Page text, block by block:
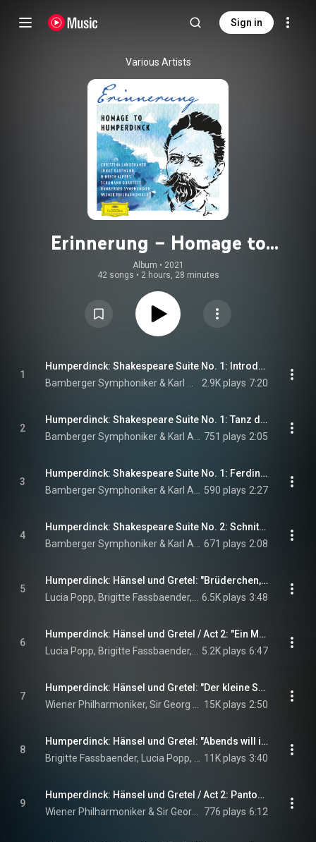
Sign in
Various Artists
Erinnerung – Homage to
Humperdinck
Album • 2021
42 songs • 2 hours, 28 minutes
1
Humperdinck: Shakespeare Suite No. 1: Introduction
2.9K plays 7:20
2
Humperdinck: Shakespeare Suite No. 1: Tanz der Luft- und Wassergeister
751 plays 2:05
3
Humperdinck: Shakespeare Suite No. 1: Ferdinand und Miranda
590 plays 2:27
4
Humperdinck: Shakespeare Suite No. 2: Schnittertanz
671 plays 2:08
5
Humperdinck: Hänsel und Gretel: "Brüderchen, komm tanz mit mir"
6.5K plays 3:48
6
Humperdinck: Hänsel und Gretel / Act 2: "Ein Männlein steht im Walde"
5.2K plays 6:47
7
Humperdinck: Hänsel und Gretel: "Der kleine Sandmann bin ich"
15K plays 2:50
8
Humperdinck: Hänsel und Gretel: "Abends will ich schlafen gehn"
11K plays 3:40
9
Humperdinck: Hänsel und Gretel / Act 2: Pantomime
776 plays 6:12